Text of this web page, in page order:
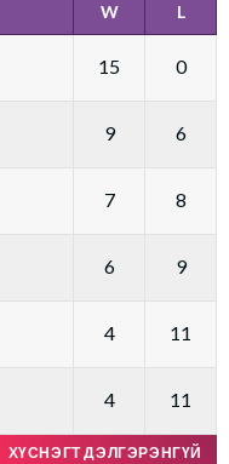
W L
15 0
9 6
7 8
6 9
4 11
4 11
ХҮСНЭГТ ДЭЛГЭРЭНГҮЙ